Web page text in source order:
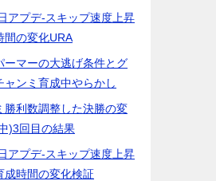
アプデ-スキップ速度上昇
間の変化URA
ーマーの大逃げ条件とグ
ャンミ育成中やらかし
勝利数調整した決勝の変
)3回目の結果
アプデ-スキップ速度上昇
成時間の変化検証